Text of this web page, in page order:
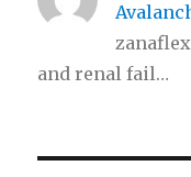
and renal fail…